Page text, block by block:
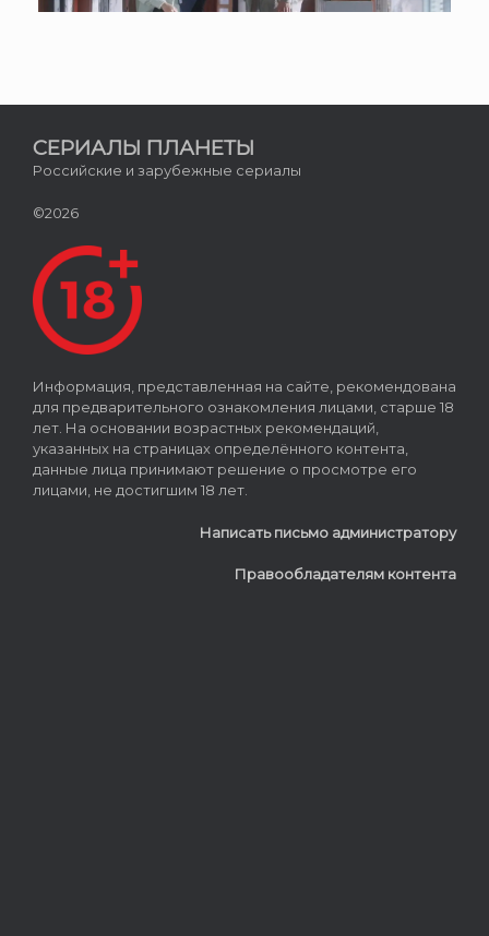
СЕРИАЛЫ ПЛАНЕТЫ
Российские и зарубежные сериалы
©2026
Информация, представленная на сайте, рекомендована
для предварительного ознакомления лицами, старше 18
лет. На основании возрастных рекомендаций,
указанных на страницах определённого контента,
данные лица принимают решение о просмотре его
лицами, не достигшим 18 лет.
Написать письмо администратору
Правообладателям контента